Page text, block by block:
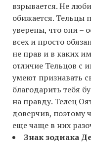
взрывается. Не
обижается. Тельцы
уверены, что они –
всех и просто
не прав и в каких
отличие Тельцов с
умеют признавать
благодарить тебя
на правду. Телец
доверчив, поэтому
еще чаще в них
Знак зодиака